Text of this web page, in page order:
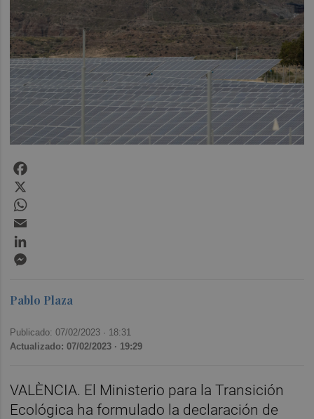
Pablo Plaza
Publicado: 07/02/2023 · 18:31
Actualizado: 07/02/2023 · 19:29
VALÈNCIA. El Ministerio para la Transición
Ecológica ha formulado la declaración de